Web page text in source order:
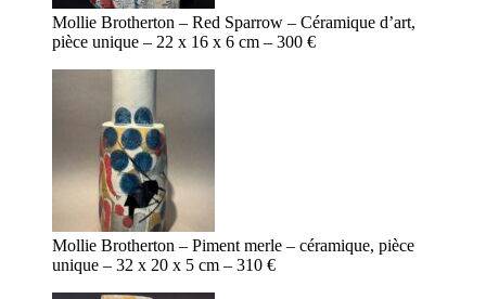
Mollie Brotherton – Red Sparrow – Céramique d’art,
pièce unique – 22 x 16 x 6 cm – 300 €
Mollie Brotherton – Piment merle – céramique, pièce
unique – 32 x 20 x 5 cm – 310 €